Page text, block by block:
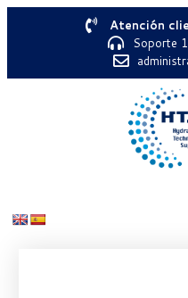
Atención
Soporte